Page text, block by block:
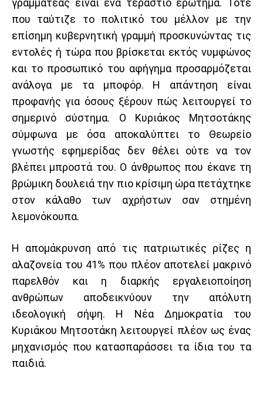
γραμματέας είναι ένα τεράστιο ερώτημα. Τότε
που ταύτιζε το πολιτικό του μέλλον με την
επίσημη κυβερνητική γραμμή προσκυνώντας τις
εντολές ή τώρα που βρίσκεται εκτός νυμφώνος
και το προσωπικό του αφήγημα προσαρμόζεται
ανάλογα με τα μποφόρ. Η απάντηση είναι
προφανής για όσους ξέρουν πώς λειτουργεί το
σημερινό σύστημα. Ο Κυριάκος Μητσοτάκης
σύμφωνα με όσα αποκαλύπτει το Θεωρείο
γνωστής εφημερίδας δεν θέλει ούτε να τον
βλέπει μπροστά του. Ο άνθρωπος που έκανε τη
βρώμικη δουλειά την πιο κρίσιμη ώρα πετάχτηκε
στον κάλαθο των αχρήστων σαν στημένη
λεμονόκουπα.
Η απομάκρυνση από τις πατριωτικές ρίζες η
αλαζονεία του 41% που πλέον αποτελεί μακρινό
παρελθόν και η διαρκής εργαλειοποίηση
ανθρώπων αποδεικνύουν την απόλυτη
ιδεολογική σήψη. Η Νέα Δημοκρατία του
Κυριάκου Μητσοτάκη λειτουργεί πλέον ως ένας
μηχανισμός που κατασπαράσσει τα ίδια του τα
παιδιά.